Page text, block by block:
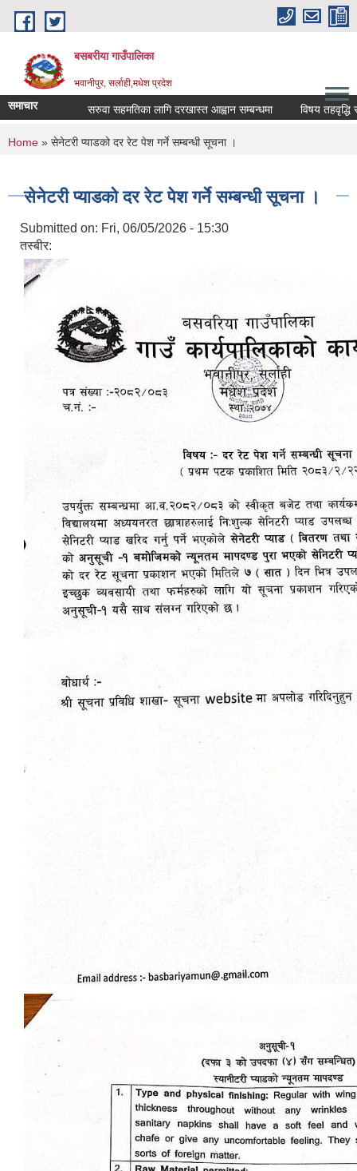
Skip to main content
बसबरीया गाउँपालिका
भवानीपुर, सर्लाही,मधेश प्रदेश
समाचार सरुवा सहमतिका लागि दरखास्त आह्वान सम्बन्धमा विषय तहवृद्धि
You are here
Home » सेनेटरी प्याडको दर रेट पेश गर्ने सम्बन्धी सूचना ।
सेनेटरी प्याडको दर रेट पेश गर्ने सम्बन्धी सूचना ।
Submitted on: Fri, 06/05/2026 - 15:30
तस्बीर: